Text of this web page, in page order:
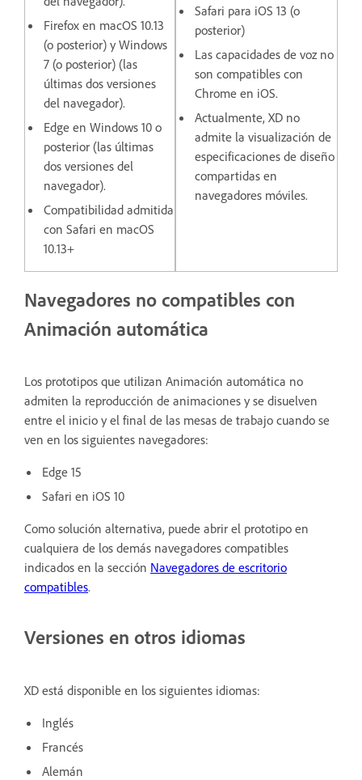
Firefox en macOS 10.13
(o posterior) y Windows
7 (o posterior) (las
últimas dos versiones
del navegador).
Edge en Windows 10 o
posterior (las últimas
dos versiones del
navegador).
Compatibilidad admitida
con Safari en macOS
10.13+
Safari para iOS 13 (o
posterior)
Las capacidades de voz no
son compatibles con
Chrome en iOS.
Actualmente, XD no
admite la visualización de
especificaciones de diseño
compartidas en
navegadores móviles.
Navegadores no compatibles con
Animación automática
Los prototipos que utilizan Animación automática no
admiten la reproducción de animaciones y se disuelven
entre el inicio y el final de las mesas de trabajo cuando se
ven en los siguientes navegadores:
Edge 15
Safari en iOS 10
Como solución alternativa, puede abrir el prototipo en
cualquiera de los demás navegadores compatibles
indicados en la sección Navegadores de escritorio
compatibles.
Versiones en otros idiomas
XD está disponible en los siguientes idiomas:
Inglés
Francés
Alemán